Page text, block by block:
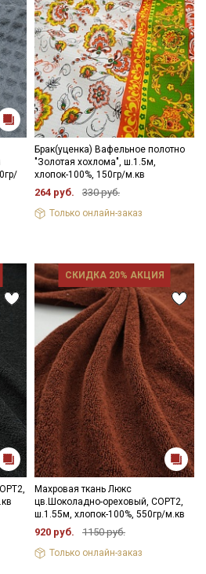
Брак(уценка) Вафельное полотно
"Золотая хохлома", ш.1.5м,
хлопок-100%, 150гр/м.кв
264 руб. 330 руб.
Только онлайн-заказ
СКИДКА 20% АКЦИЯ
Махровая ткань Люкс
цв.Шоколадно-ореховый, СОРТ2,
ш.1.55м, хлопок-100%, 550гр/м.кв
920 руб. 1150 руб.
Только онлайн-заказ